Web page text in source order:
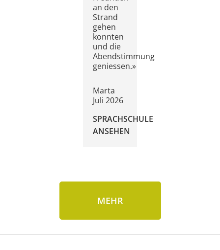
an den
Strand
gehen
konnten
und die
Abendstimmung
geniessen.»
Marta
Juli 2026
SPRACHSCHULE
ANSEHEN
MEHR